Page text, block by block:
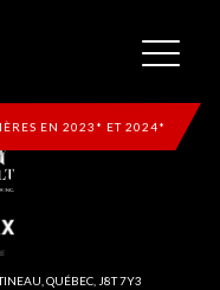
EN 2023* ET 2024*
QUÉBEC, J8T 7Y3